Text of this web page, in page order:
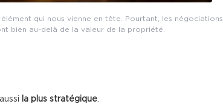
qui nous vienne en tête. Pourtant, les négociations
bien au-delà de la valeur de la propriété.
la plus stratégique